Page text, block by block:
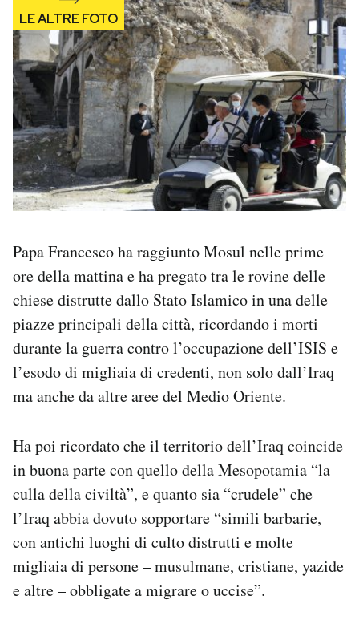
Papa Francesco ha raggiunto Mosul nelle prime
ore della mattina e ha pregato tra le rovine delle
chiese distrutte dallo Stato Islamico in una delle
piazze principali della città, ricordando i morti
durante la guerra contro l’occupazione dell’ISIS e
l’esodo di migliaia di credenti, non solo dall’Iraq
ma anche da altre aree del Medio Oriente.
Ha poi ricordato che il territorio dell’Iraq coincide
in buona parte con quello della Mesopotamia “la
culla della civiltà”, e quanto sia “crudele” che
l’Iraq abbia dovuto sopportare “simili barbarie,
con antichi luoghi di culto distrutti e molte
migliaia di persone – musulmane, cristiane, yazide
e altre – obbligate a migrare o uccise”.